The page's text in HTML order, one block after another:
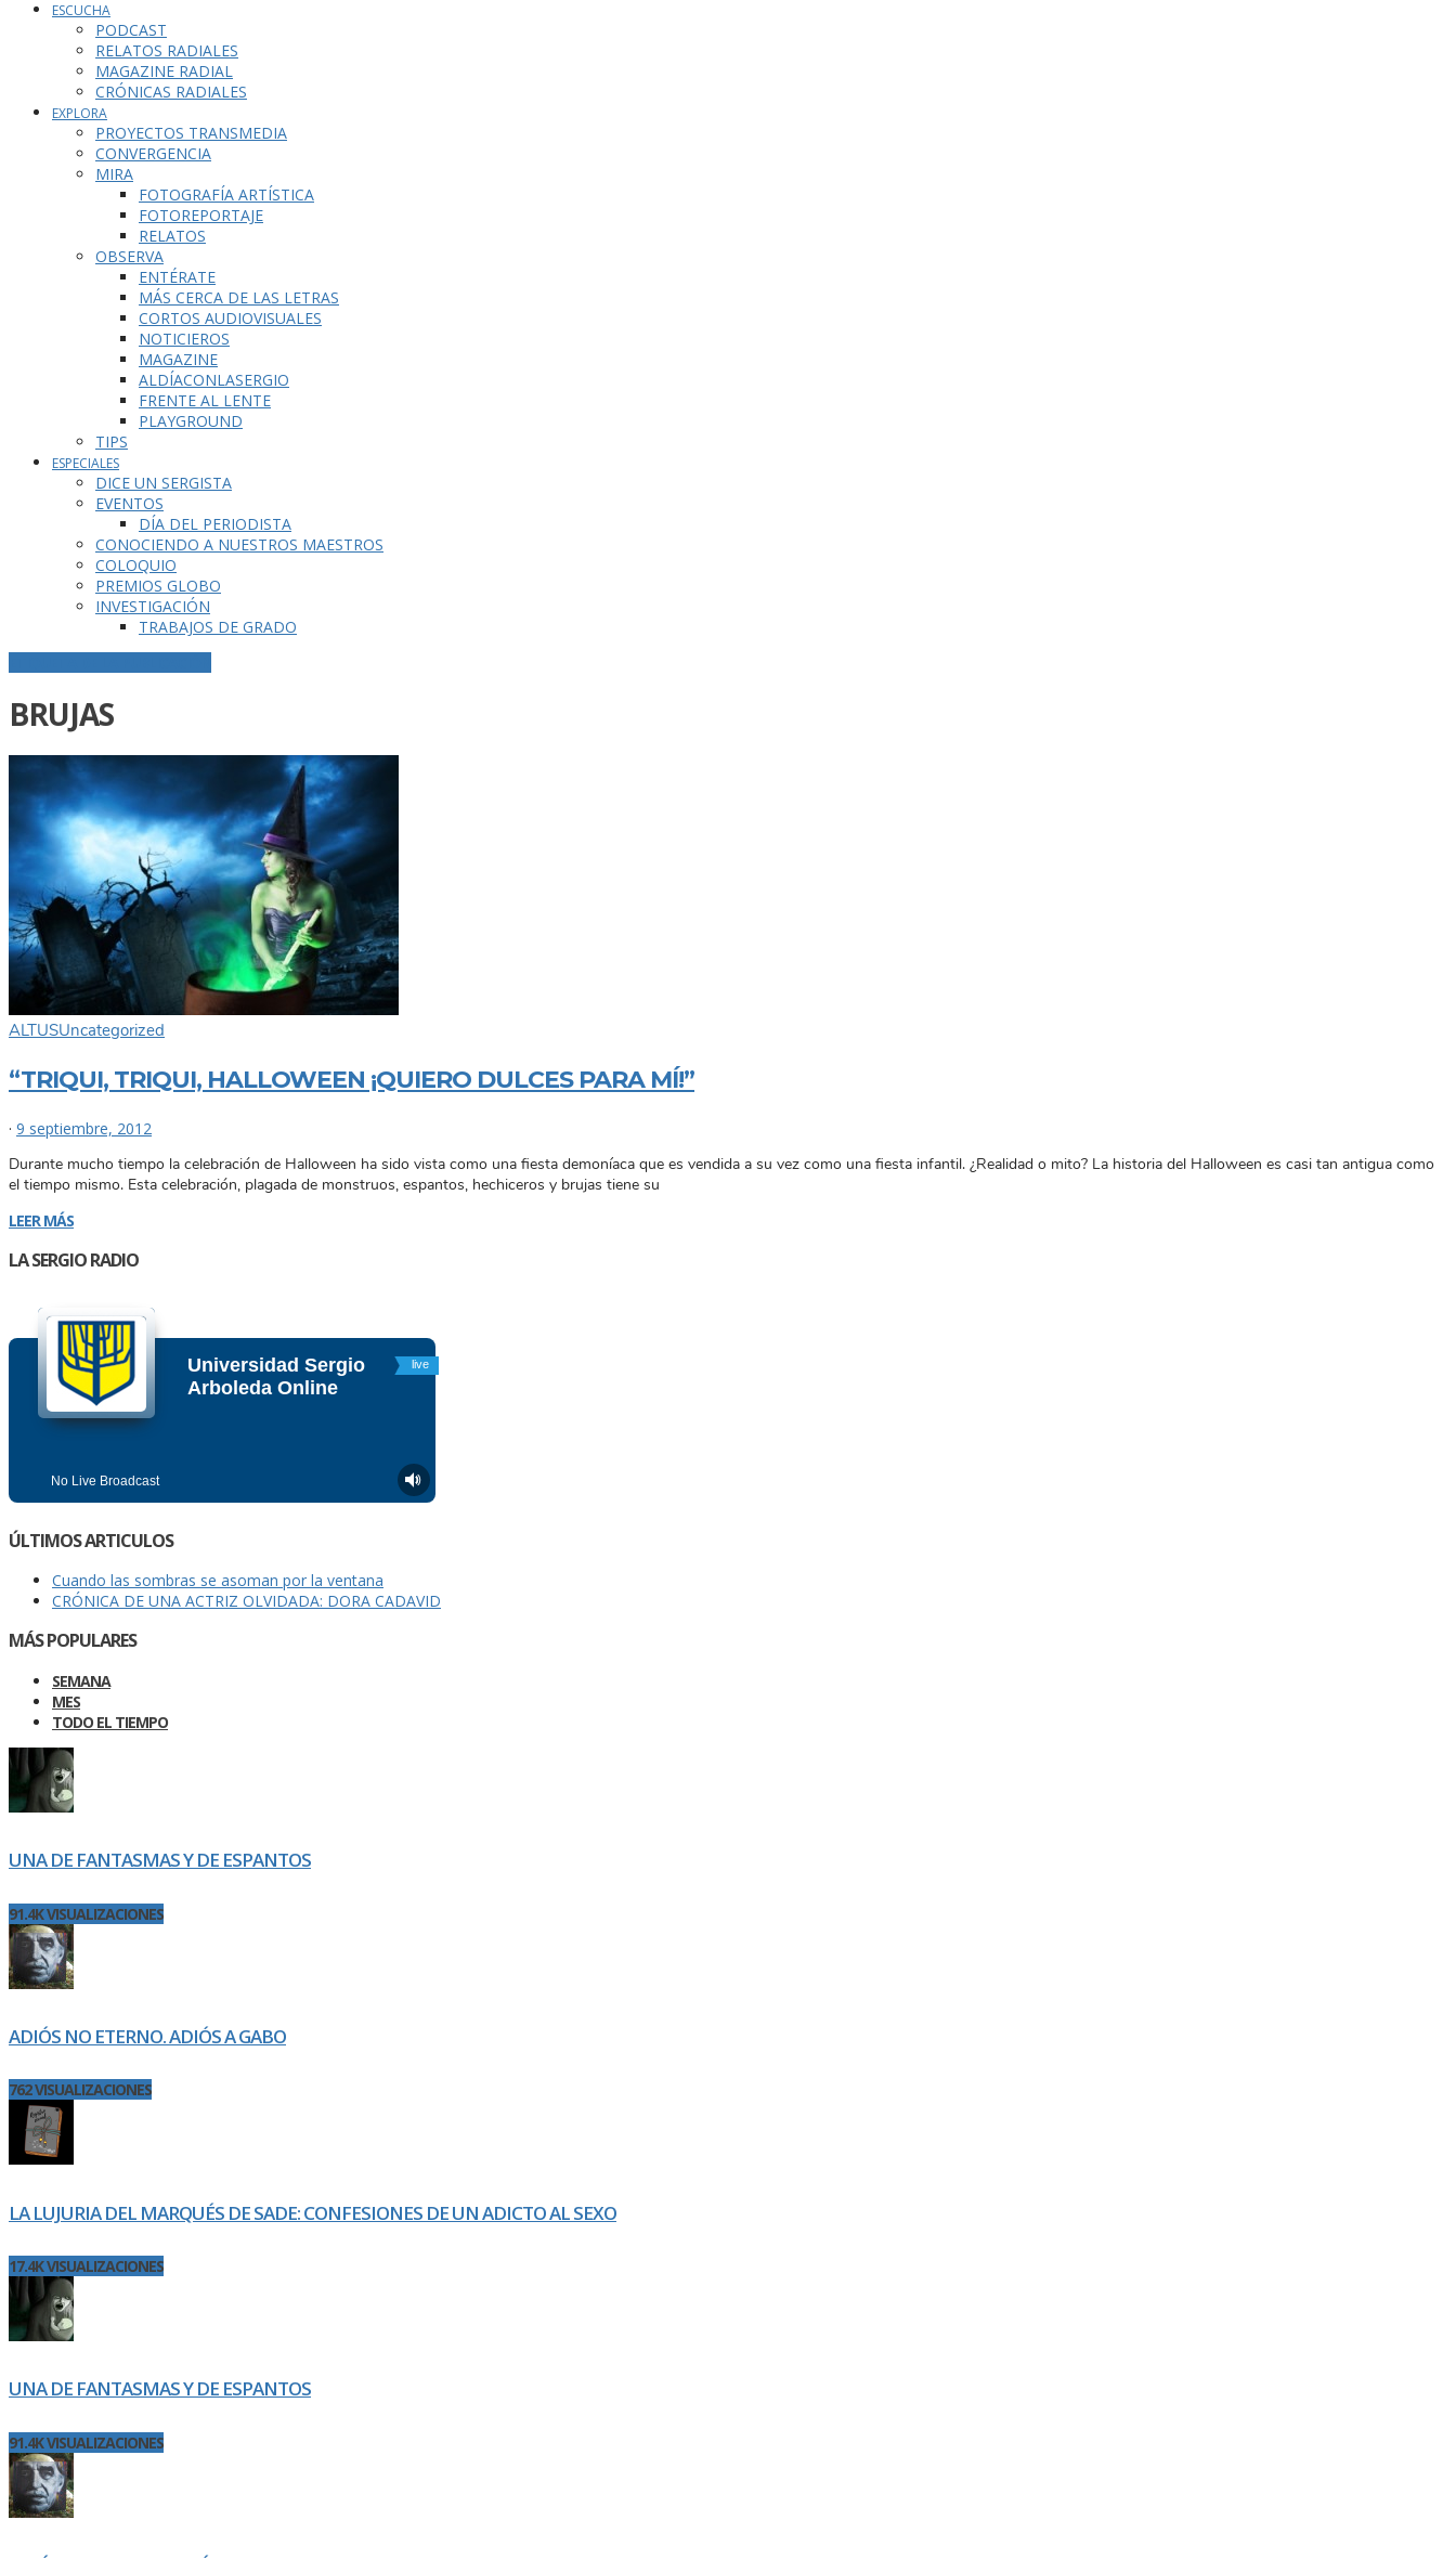
ESCUCHA
PODCAST
RELATOS RADIALES
MAGAZINE RADIAL
CRÓNICAS RADIALES
EXPLORA
PROYECTOS TRANSMEDIA
CONVERGENCIA
MIRA
FOTOGRAFÍA ARTÍSTICA
FOTOREPORTAJE
RELATOS
OBSERVA
ENTÉRATE
MÁS CERCA DE LAS LETRAS
CORTOS AUDIOVISUALES
NOTICIEROS
MAGAZINE
ALDÍACONLASERGIO
FRENTE AL LENTE
PLAYGROUND
TIPS
ESPECIALES
DICE UN SERGISTA
EVENTOS
DÍA DEL PERIODISTA
CONOCIENDO A NUESTROS MAESTROS
COLOQUIO
PREMIOS GLOBO
INVESTIGACIÓN
TRABAJOS DE GRADO
BRUJAS
ALTUSUncategorized
“TRIQUI, TRIQUI, HALLOWEEN ¡QUIERO DULCES PARA MÍ!”
· 9 septiembre, 2012
Durante mucho tiempo la celebración de Halloween ha sido vista como una fiesta demoníaca que es vendida a su vez como una fiesta infantil. ¿Realidad o mito? La historia del Halloween es casi tan antigua como
el tiempo mismo. Esta celebración, plagada de monstruos, espantos, hechiceros y brujas tiene su
LEER MÁS
LA SERGIO RADIO
ÚLTIMOS ARTICULOS
Cuando las sombras se asoman por la ventana
CRÓNICA DE UNA ACTRIZ OLVIDADA: DORA CADAVID
MÁS POPULARES
SEMANA
MES
TODO EL TIEMPO
UNA DE FANTASMAS Y DE ESPANTOS
91.4K VISUALIZACIONES
ADIÓS NO ETERNO. ADIÓS A GABO
762 VISUALIZACIONES
LA LUJURIA DEL MARQUÉS DE SADE: CONFESIONES DE UN ADICTO AL SEXO
17.4K VISUALIZACIONES
UNA DE FANTASMAS Y DE ESPANTOS
91.4K VISUALIZACIONES